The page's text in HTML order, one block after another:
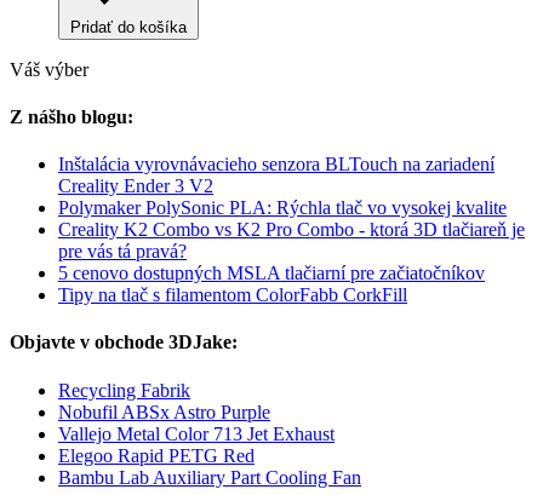
Pridať do košíka
Váš výber
Z nášho blogu:
Inštalácia vyrovnávacieho senzora BLTouch na zariadení
Creality Ender 3 V2
Polymaker PolySonic PLA: Rýchla tlač vo vysokej kvalite
Creality K2 Combo vs K2 Pro Combo - ktorá 3D tlačiareň je
pre vás tá pravá?
5 cenovo dostupných MSLA tlačiarní pre začiatočníkov
Tipy na tlač s filamentom ColorFabb CorkFill
Objavte v obchode 3DJake:
Recycling Fabrik
Nobufil ABSx Astro Purple
Vallejo Metal Color 713 Jet Exhaust
Elegoo Rapid PETG Red
Bambu Lab Auxiliary Part Cooling Fan